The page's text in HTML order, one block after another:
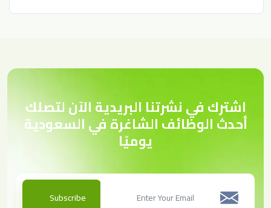
اشترك في نشرتنا البريدية الآن لتصلك
أحدث الوظائف الشاغرة في السعودية
يوميًا
Subscribe